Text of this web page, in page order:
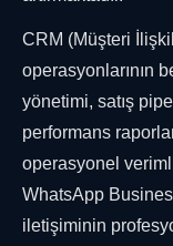
CRM (Müşteri
operasyonlarının
yönetimi, satış
performans
operasyonel
WhatsApp
iletişiminin